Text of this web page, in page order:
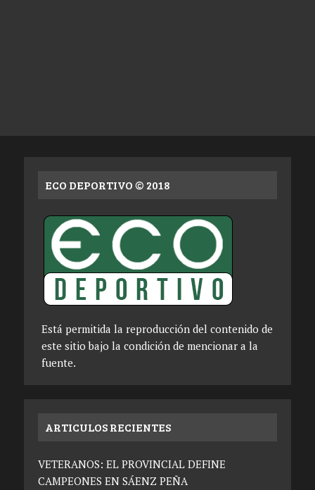
ECO DEPORTIVO © 2018
Está permitida la reproducción del contenido de
este sitio bajo la condición de mencionar a la
fuente.
ARTICULOS RECIENTES
VETERANOS: EL PROVINCIAL DEFINE
CAMPEONES EN SÁENZ PEÑA